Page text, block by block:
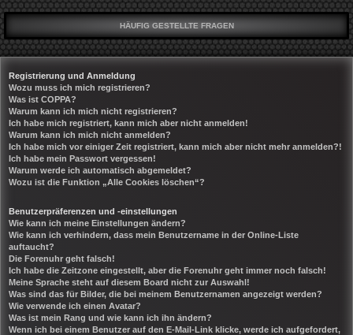
HÄUFIG GESTELLTE FRAGEN
Registrierung und Anmeldung
Wozu muss ich mich registrieren?
Was ist COPPA?
Warum kann ich mich nicht registrieren?
Ich habe mich registriert, kann mich aber nicht anmelden!
Warum kann ich mich nicht anmelden?
Ich habe mich vor einiger Zeit registriert, kann mich aber nicht mehr anmelden?!
Ich habe mein Passwort vergessen!
Warum werde ich automatisch abgemeldet?
Wozu ist die Funktion „Alle Cookies löschen“?
Benutzerpräferenzen und -einstellungen
Wie kann ich meine Einstellungen ändern?
Wie kann ich verhindern, dass mein Benutzername in der Online-Liste
auftaucht?
Die Forenuhr geht falsch!
Ich habe die Zeitzone eingestellt, aber die Forenuhr geht immer noch falsch!
Meine Sprache steht auf diesem Board nicht zur Auswahl!
Was sind das für Bilder, die bei meinem Benutzernamen angezeigt werden?
Wie verwende ich einen Avatar?
Was ist mein Rang und wie kann ich ihn ändern?
Wenn ich bei einem Benutzer auf den E-Mail-Link klicke, werde ich aufgefordert,